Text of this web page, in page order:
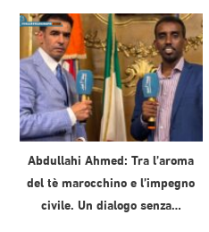
Abdullahi Ahmed: Tra l’aroma
del tè marocchino e l’impegno
civile. Un dialogo senza…